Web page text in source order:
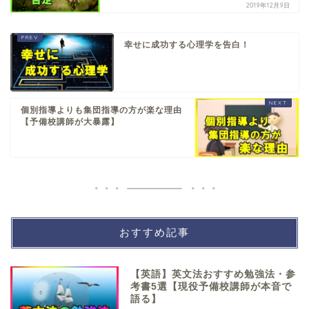
2019年12月9日
幸せに成功する心理学を告白！
個別指導よりも集団指導の方が楽な理由
【予備校講師が大暴露】
おすすめ記事
【英語】英文法おすすめ勉強法・参
考書5選【現役予備校講師が本音で
語る】